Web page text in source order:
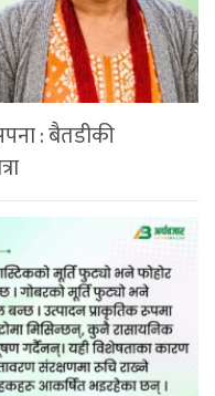
: बैतडीकी